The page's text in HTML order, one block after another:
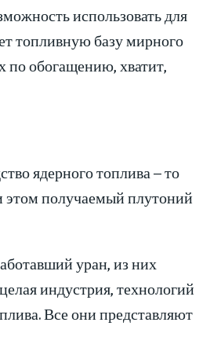
использовать для
топливную базу мирного
по обогащению, хватит,
ядерного топлива – то
этом получаемый плутоний
уран, из них
индустрия, технологий
Все они представляют